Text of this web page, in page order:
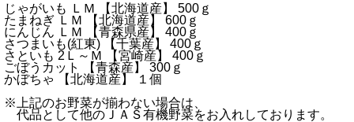
じゃがいも ＬＭ 【北海道産】 500ｇ
たまねぎ ＬＭ 【北海道産】 600ｇ
にんじん ＬＭ 【青森県産】 400ｇ
さつまいも(紅東) 【千葉産】 400ｇ
さといも 2Ｌ～Ｍ 【宮崎産】 400ｇ
ごぼうカット 【青森産】 300ｇ
かぼちゃ 【北海道産】 １個
※上記のお野菜が揃わない場合は、
代品として他のＪＡＳ有機野菜をお入れしております。